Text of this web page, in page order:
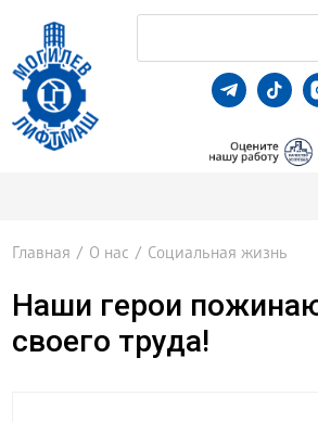
Главная / О нас / Социальная жизнь
Наши герои
своего труда!